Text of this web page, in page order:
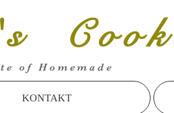
of Homemade
KONTAKT